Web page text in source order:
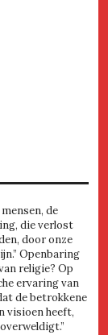
de
die verlost
door onze
Openbaring
religie? Op
ervaring van
de betrokkene
visioen heeft,